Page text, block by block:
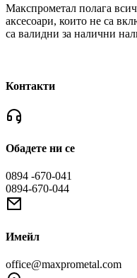
Макспрометал полага
аксесоари, които не са
са валидни за налични
Контакти
Обадете ни се
0894 -670-041
0894-670-044
Имейл
office@maxprometal.com